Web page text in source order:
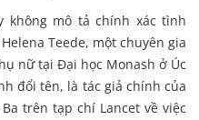
không mô tả chính xác tình
Teede, một chuyên gia
nữ tại Đại học Monash ở Úc
đổi tên, là tác giả chính của
trên tạp chí Lancetvề việc